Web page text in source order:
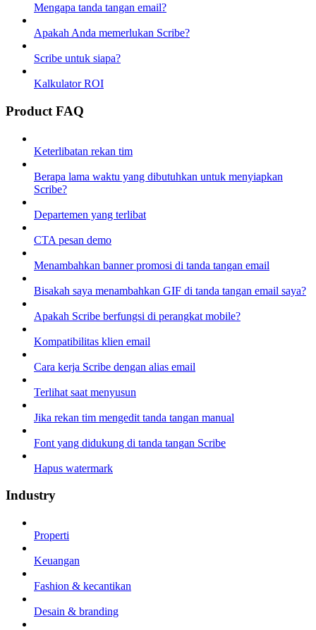
Mengapa tanda tangan email?
Apakah Anda memerlukan Scribe?
Scribe untuk siapa?
Kalkulator ROI
Product FAQ
Keterlibatan rekan tim
Berapa lama waktu yang dibutuhkan untuk menyiapkan
Scribe?
Departemen yang terlibat
CTA pesan demo
Menambahkan banner promosi di tanda tangan email
Bisakah saya menambahkan GIF di tanda tangan email saya?
Apakah Scribe berfungsi di perangkat mobile?
Kompatibilitas klien email
Cara kerja Scribe dengan alias email
Terlihat saat menyusun
Jika rekan tim mengedit tanda tangan manual
Font yang didukung di tanda tangan Scribe
Hapus watermark
Industry
Properti
Keuangan
Fashion & kecantikan
Desain & branding